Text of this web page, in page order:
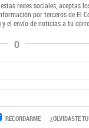
redes sociales, aceptas
por terceros de El
y el envío de noticias a tu
O
RECORDARME ¿OLVIDASTE TU